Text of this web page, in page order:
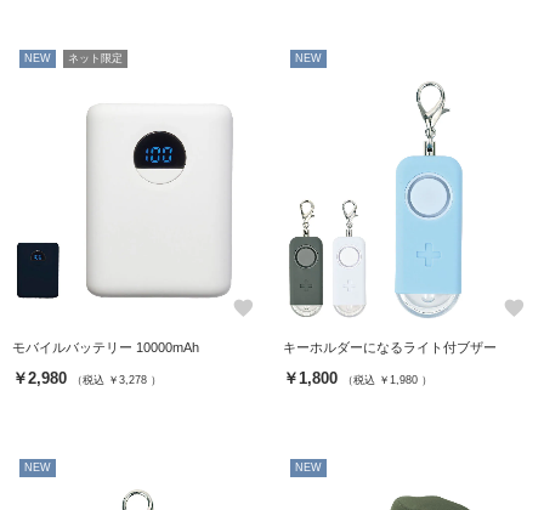
NEW ネット限定
favorite
モバイルバッテリー 10000mAh
￥2,980 （税込 ￥3,278 ）
NEW
favorite
キーホルダーになるライト付ブザー
￥1,800 （税込 ￥1,980 ）
NEW NEW